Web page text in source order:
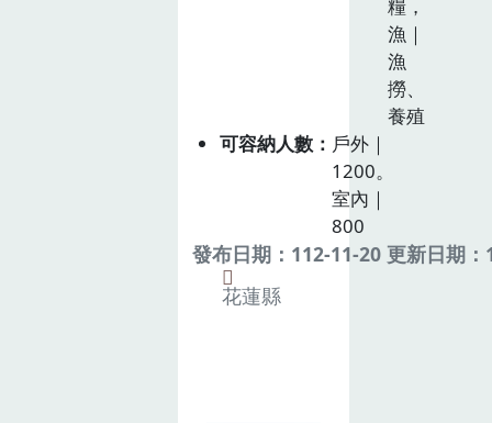
糧，
漁｜
漁
撈、
養殖
可容納人數
戶外｜
1200。
室內｜
800
發布日期：112-11-20 更新日期
花蓮縣